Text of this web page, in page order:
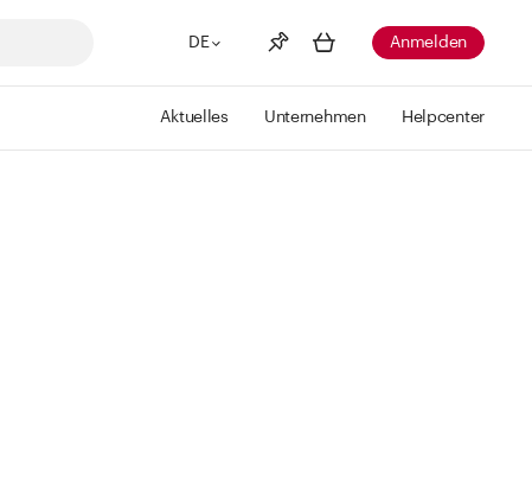
DE
Merkliste Mehr anzeigen
Anmelden
Aktuelles Unternehmen Helpcenter